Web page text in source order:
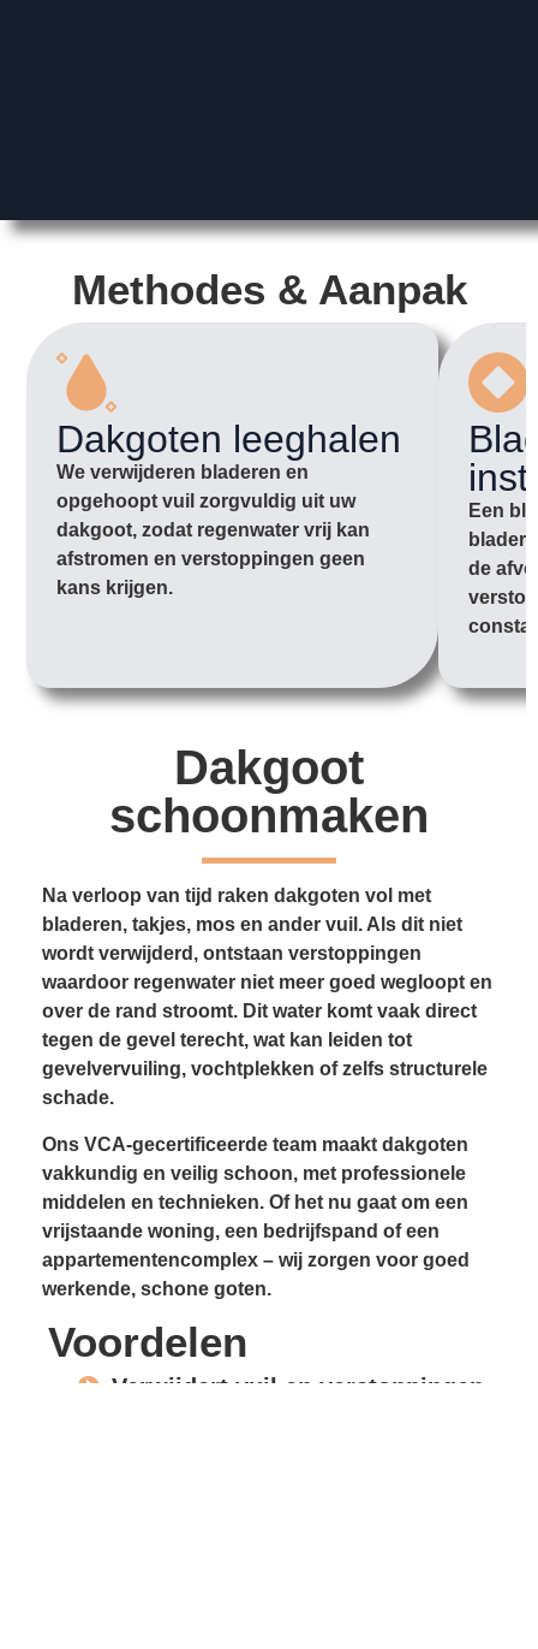
Methodes & Aanpak
Dakgoten leeghalen
We verwijderen bladeren en
opgehoopt vuil zorgvuldig uit uw
dakgoot, zodat regenwater vrij kan
afstromen en verstoppingen geen
kans krijgen.
Een
de
Dakgoot
schoonmaken
Na verloop van tijd raken dakgoten vol met
bladeren, takjes, mos en ander vuil. Als dit niet
wordt verwijderd, ontstaan verstoppingen
waardoor regenwater niet meer goed wegloopt en
over de rand stroomt. Dit water komt vaak direct
tegen de gevel terecht, wat kan leiden tot
gevelvervuiling, vochtplekken of zelfs structurele
schade.
Ons VCA-gecertificeerde team maakt dakgoten
vakkundig en veilig schoon, met professionele
middelen en technieken. Of het nu gaat om een
vrijstaande woning, een bedrijfspand of een
appartementencomplex – wij zorgen voor goed
werkende, schone goten.
Voordelen
Verwijdert vuil en verstoppingen